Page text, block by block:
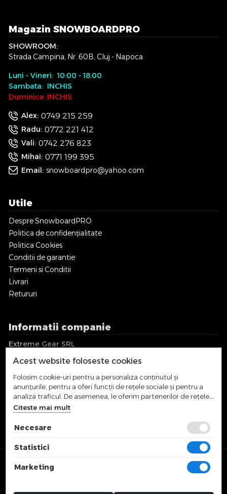
Magazin SNOWBOARDPRO
SHOWROOM:
Strada Campina, Nr. 60B, Cluj - Napoca
Luni - Vineri: 10:00 - 18:00
Sambata: INCHIS
Duminica: INCHIS
Alex: 0749 215 259
Radu: 0772 221 412
Vali: 0742 276 823
Mihai: 0771 199 395
Email: snowboardpro@yahoo.com
Utile
Despre SnowboardPRO
Politica de confidențialitate
Politica Cookies
Conditii de garantie
Termeni si Conditii
Livrari
Retururi
Informatii companie
Extreme Gear SRL
EUID: J2016001744122
Strada Campina, Nr. 60B
Cluj-Napoca, Romania
office@extremegear.ro
Acest website foloseste cookies
Folosim cookie-uri pentru a personaliza conținutul și
anunțurile, pentru a oferi funcții de rețele sociale și pentru a
analiza traficul. De asemenea, le oferim partenerilor de rețele
sociale, de publicitate și de analize informații cu privire la
modul în care folosiți site-ul nostru. Aceștia le pot combina cu
alte informații oferite de dvs. sau culese în urma folosirii
Citeste mai mult
Necesare
Statistici
Marketing